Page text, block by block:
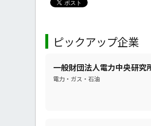
ピックアップ企業
一般財団法人電力中央研究
電力・ガス・石油